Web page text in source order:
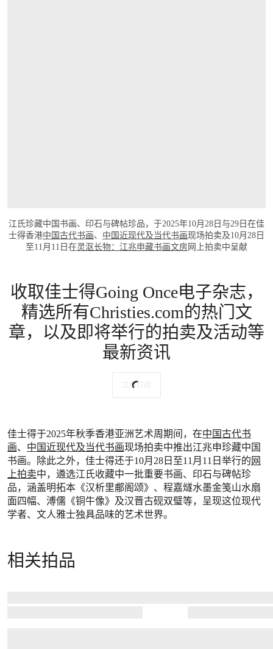
江氏珍藏中国书画、印石与碑帖珍品，于2025年10月28日与29日在佳
士得香港中国古代书画、 中国近现代及当代书画现场拍卖及10月28日
至11月11日在灵沤长物：江兆申藏书画文房 网上拍卖中呈献
收取佳士得Going Once电子杂志，
精选所有Christies.com的热门文
章，以及即将举行的拍卖及活动等
最新资讯
立即订阅
佳士得于2025年秋季香港亚洲艺术周期间，在中国古代书
画、 中国近现代及当代书画现场拍卖中推出江兆申珍藏中国
书画。除此之外，佳士得还于10月28日至11月11日举行的 网
上拍卖中，遴选江氏收藏中一批重要书画、印石与碑帖珍
品，涵盖明拓本《汉析里郙阁颂》、程嘉燧水墨金笺山水扇
面四幅、溥儒《铜牛像》及汉晋古砚双璧等，呈现这位现代
学者、文人雅士独具品味的艺术世界。
相关拍品